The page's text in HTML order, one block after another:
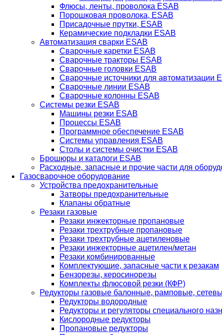
Флюсы, ленты, проволока ESAB
Порошковая проволока, ESAB
Присадочные прутки, ESAB
Керамические подкладки ESAB
Автоматизация сварки ESAB
Сварочные каретки ESAB
Сварочные тракторы ESAB
Сварочные головки ESAB
Сварочные источники для автоматизации
Сварочные линии ESAB
Сварочные колонны ESAB
Системы резки ESAB
Машины резки ESAB
Процессы ESAB
Программное обеспечение ESAB
Системы управления ESAB
Столы и системы очистки ESAB
Брошюры и каталоги ESAB
Расходные, запасные и прочие части для
Газосварочное оборудование
Устройства предохранительные
Затворы предохранительные
Клапаны обратные
Резаки газовые
Резаки инжекторные пропановые
Резаки трехтрубные пропановые
Резаки трехтрубные ацетиленовые
Резаки инжекторные ацетилен/метан
Резаки комбинированные
Комплектующие, запасные части к резакам
Бензорезы, керосинорезы
Комплекты флюсовой резки (КФР)
Редукторы газовые балонные, рамповые,
Редукторы водородные
Редукторы и регуляторы специального
Кислородные редукторы
Пропановые редукторы